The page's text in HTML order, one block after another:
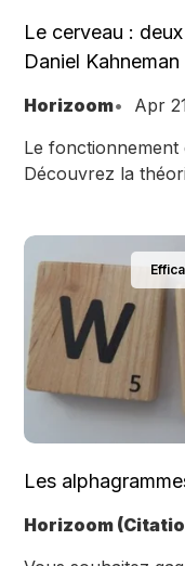
Le cerveau :
Daniel Kahneman
Horizoom
Apr
Le
Découvrez la
Les
Horizoom